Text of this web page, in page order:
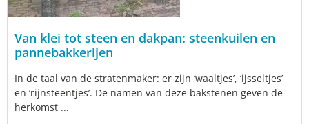
Van klei tot steen en dakpan: steenkuilen en
pannebakkerijen
In de taal van de stratenmaker: er zijn ‘waaltjes’, ‘ijsseltjes’
en ‘rijnsteentjes’. De namen van deze bakstenen geven de
herkomst ...